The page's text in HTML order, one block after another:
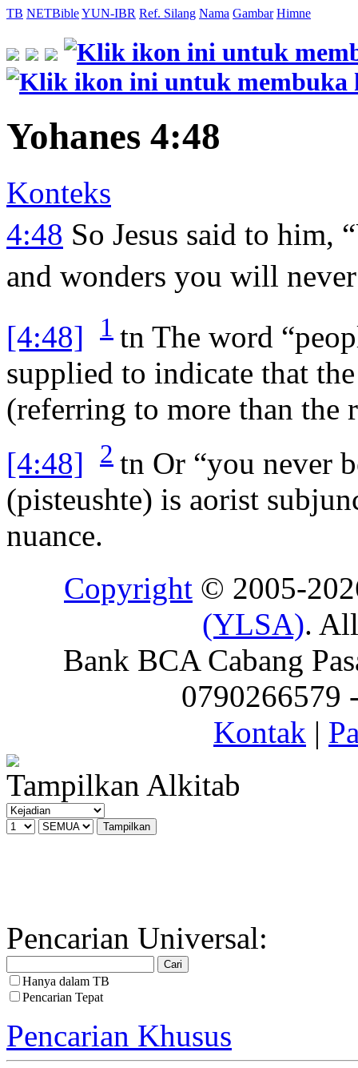
TB NETBibleYUN-IBR Ref. Silang Nama Gambar Himne
Yohanes 4:48
Konteks
4:48 So Jesus said to him,
and wonders you will
[4:48]
1 tn The word
supplied to indicate that
(referring to more than the
[4:48]
2 tn Or “you never
(pisteushte) is aorist
nuance.
Copyright © 2005-
(YLSA).
Bank BCA Cabang
0790266579
Kontak |
Tampilkan Alkitab
Pencarian Universal:
Hanya dalam TB
Pencarian Tepat
Pencarian Khusus